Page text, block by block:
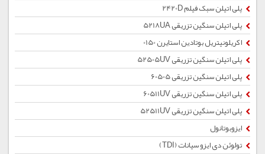
پلی اتیلن سبک فیلم 2420D
پلی اتیلن سنگین تزریقی 5218UA
اکریلونیتریل بوتادین استایرن 0150
پلی اتیلن سنگین تزریقی 52505UV
پلی اتیلن سنگین تزریقی 60505
پلی اتیلن سنگین تزریقی 60511UV
پلی اتیلن سنگین تزریقی 52511UV
ایزوبوتانول
تولوئن دی ایزو سیانات (TDI)